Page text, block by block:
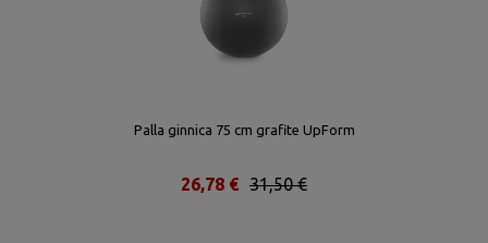
Palla ginnica 75 cm grafite UpForm
31,50 €
26,78 €